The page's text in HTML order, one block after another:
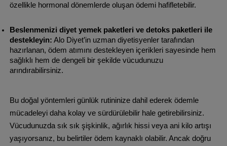
özellikle hormonal dönemlerde oluşan ödemi hafifletebilir.
Beslenmenizi diyet yemek paketleri ve detoks paketleri ile
destekleyin: Alo Diyet’in uzman diyetisyenler tarafından
hazırlanan, ödem atımını destekleyen içerikleri sayesinde hem
sağlıklı hem de dengeli bir şekilde vücudunuzu
arındırabilirsiniz.
Bu doğal yöntemleri günlük rutininize dahil ederek ödemle
mücadeleyi daha kolay ve sürdürülebilir hale getirebilirsiniz.
Vücudunuzda sık sık şişkinlik, ağırlık hissi veya ani kilo artışı
yaşıyorsanız, bu belirtiler ödem kaynaklı olabilir. Ancak doğru